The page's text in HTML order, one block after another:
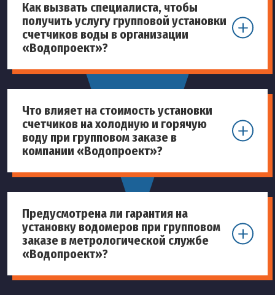
Как вызвать специалиста, чтобы
получить услугу групповой установки
счетчиков воды в организации
«Водопроект»?
Что влияет на стоимость установки
счетчиков на холодную и горячую
воду при групповом заказе в
компании «Водопроект»?
Предусмотрена ли гарантия на
установку водомеров при групповом
заказе в метрологической службе
«Водопроект»?